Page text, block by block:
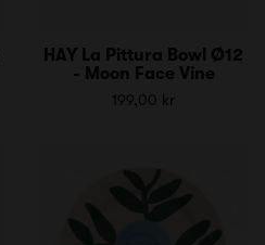
HAY La Pittura Bowl Ø12
- Moon Face Vine
199,00 kr